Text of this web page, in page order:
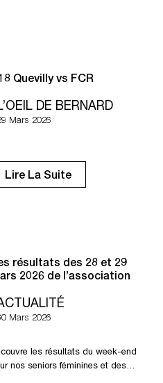
Quevilly vs FCR
DE BERNARD
Mars 2026
Lire La Suite
résultats des 28 et 29
2026 de l’association
Mars 2026
les résultats du week-end
nos seniors féminines et des